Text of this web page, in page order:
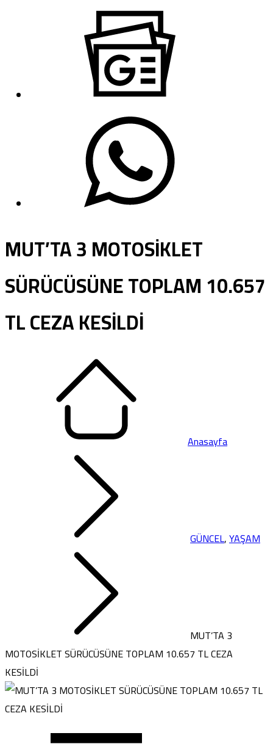
MUT’TA 3 MOTOSİKLET
SÜRÜCÜSÜNE TOPLAM 10.657
TL CEZA KESİLDİ
Anasayfa
GÜNCEL,YAŞAM
MUT’TA 3
MOTOSİKLET SÜRÜCÜSÜNE TOPLAM 10.657 TL CEZA
KESİLDİ